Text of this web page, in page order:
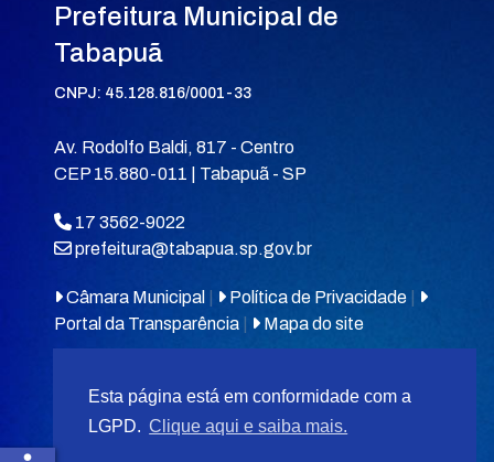
Esta página está em conformidade com a
LGPD. Clique aqui e saiba mais.
Prefeitura Municipal de
Tabapuã
CNPJ: 45.128.816/0001-33
Av. Rodolfo Baldi, 817 - Centro
CEP 15.880-011 | Tabapuã - SP
17 3562-9022
prefeitura@tabapua.sp.gov.br
Câmara Municipal Política de Privacidade
Portal da Transparência
Mapa do site